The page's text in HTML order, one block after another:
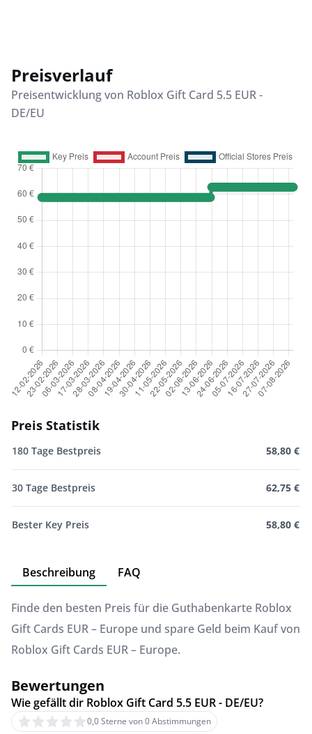
Preisverlauf
Preisentwicklung von Roblox Gift Card 5.5 EUR -
DE/EU
Preis Statistik
180 Tage Bestpreis 58,80 €
30 Tage Bestpreis 62,75 €
Bester Key Preis 58,80 €
Beschreibung FAQ
Finde den besten Preis für die Guthabenkarte Roblox
Gift Cards EUR – Europe und spare Geld beim Kauf von
Roblox Gift Cards EUR – Europe.
Bewertungen
Wie gefällt dir Roblox Gift Card 5.5 EUR - DE/EU?
0,0 Sterne von 0 Abstimmungen